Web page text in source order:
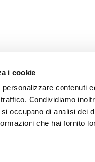
i cookie
contenuti
Condividiamo
occupano di analisi dei
che hai fornito
à la